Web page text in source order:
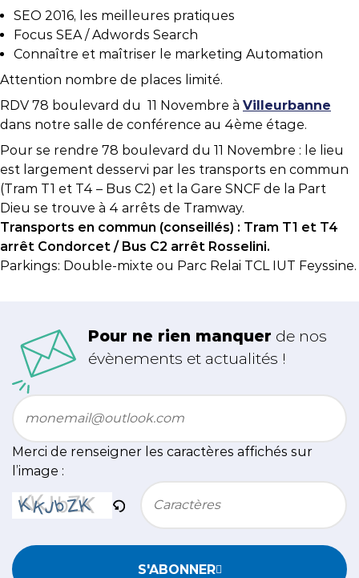
SEO 2016, les meilleures pratiques
Focus SEA / Adwords Search
Connaître et maîtriser le marketing Automation
Attention nombre de places limité.
RDV 78 boulevard du 11 Novembre à Villeurbanne
dans notre salle de conférence au 4ème étage.
Pour se rendre 78 boulevard du 11 Novembre : le lieu
est largement desservi par les transports en commun
(Tram T1 et T4 – Bus C2) et la Gare SNCF de la Part
Dieu se trouve à 4 arrêts de Tramway.
Transports en commun (conseillés) : Tram T1 et T4
arrêt Condorcet / Bus C2 arrêt Rosselini.
Parkings: Double-mixte ou Parc Relai TCL IUT Feyssine.
Pour ne rien manquer de nos
évènements et actualités !
Email
Merci de renseigner les caractères affichés sur
l’image :
S'ABONNER